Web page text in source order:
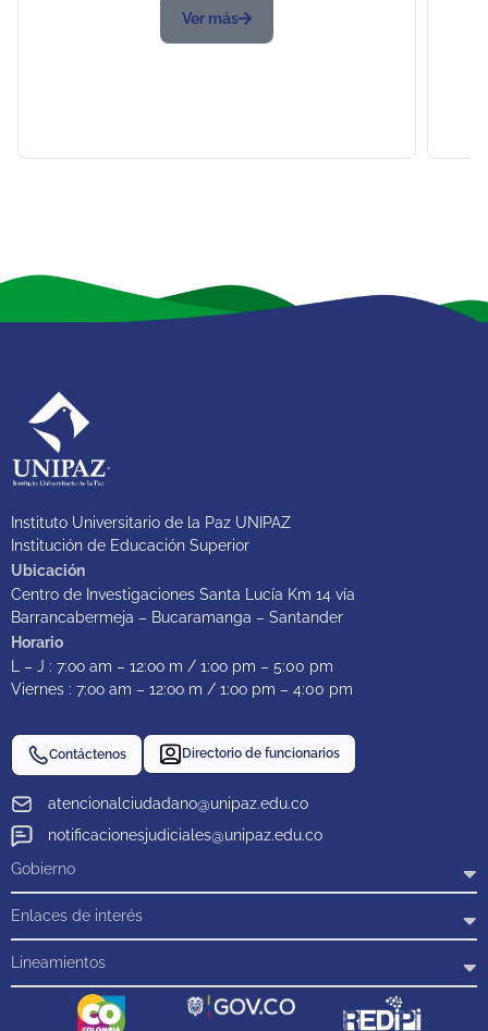
Ver más
Instituto Universitario de la Paz UNIPAZ
Institución de Educación Superior
Ubicación
Centro de Investigaciones Santa Lucía Km 14 vía
Barrancabermeja – Bucaramanga – Santander
Horario
L – J : 7:oo am – 12:oo m / 1:oo pm – 5:00 pm
Viernes : 7:oo am – 12:oo m / 1:oo pm – 4:00 pm
atencionalciudadano@unipaz.edu.co
notificacionesjudiciales@unipaz.edu.co
Contáctenos Directorio de funcionarios
Gobierno
Enlaces de interés
Lineamientos